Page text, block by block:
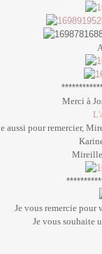
Merci à
aussi pour remercier,
Je vous remercie pour
Je vous souhaite